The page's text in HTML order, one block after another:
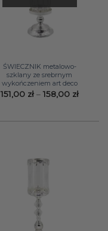
ŚWIECZNIK metalowo-
szklany ze srebrnym
wykończeniem art deco
151,00 zł – 158,00 złZakres
do